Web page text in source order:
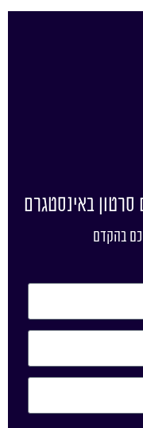
סרטון באינסטגרם
בהקדם